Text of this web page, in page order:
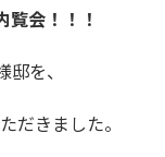
覧会！！！
を、
だきました。